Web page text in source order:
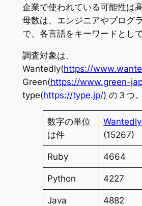
企業で使われている可能性は高
母数は、エンジニアやプログ
で、各言語をキーワードとし
調査対象は、
Wantedly(https://
Green(https://www.green-
type(https://type.jp/) の３つ。
数字の単位
は件
Wantedly
(15267)
Ruby 4664
Python 4227
Java 4882